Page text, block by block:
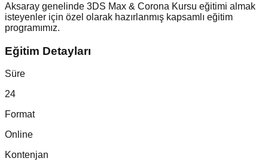
Aksaray genelinde 3DS Max & Corona Kursu eğitimi almak
isteyenler için özel olarak hazırlanmış kapsamlı eğitim
programımız.
Eğitim Detayları
Süre
24
Format
Online
Kontenjan